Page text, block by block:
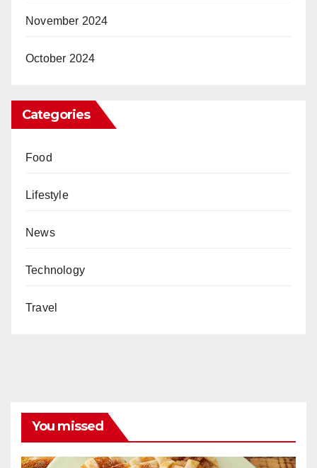
November 2024
October 2024
Categories
Food
Lifestyle
News
Technology
Travel
You missed